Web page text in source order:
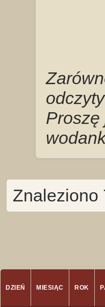
Proszę
Znaleziono
DZIEŃ MIESIĄC ROK